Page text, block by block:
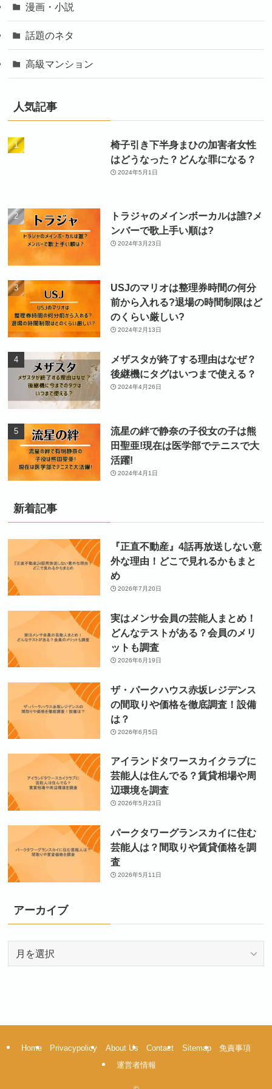
漫画・小説
話題のネタ
高級マンション
人気記事
椅子引き下半身まひの加害者女性
はどうなった？どんな罪になる？
2024年5月1日
トラジャのメインボーカルは誰?メ
ンバーで歌上手い順は?
2024年3月23日
USJのマリオは整理券時間の何分
前から入れる?退場の時間制限はど
のくらい厳しい?
2024年2月13日
メザスタが終了する理由はなぜ？
後継機にタグはいつまで使える？
2024年4月26日
流星の絆で静奈の子役女の子は熊
田聖亜!現在は医学部でテニスで大
活躍!
2024年4月1日
新着記事
『正直不動産』4話再放送しない意
外な理由！どこで見れるかもまと
め
2026年7月20日
実はメンサ会員の芸能人まとめ！
どんなテストがある？会員のメリ
ットも調査
2026年6月19日
ザ・パークハウス赤坂レジデンス
の間取りや価格を徹底調査！設備
は？
2026年6月5日
アイランドタワースカイクラブに
芸能人は住んでる？賃貸相場や周
辺環境を調査
2026年5月23日
パークタワーグランスカイに住む
芸能人は？間取りや賃貸価格を調
査
2026年5月11日
アーカイブ
Home Privacypolicy About Us Contact Sitemap
免責事項
運営者情報